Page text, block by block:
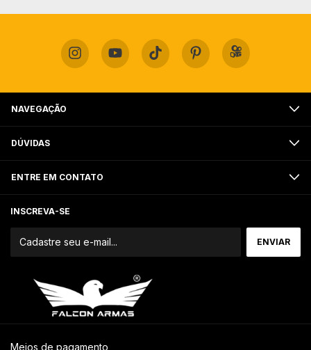
NAVEGAÇÃO
DÚVIDAS
ENTRE EM CONTATO
INSCREVA-SE
Meios de pagamento